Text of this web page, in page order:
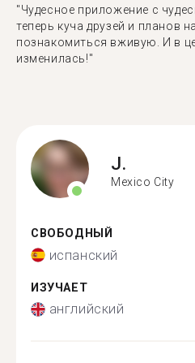
"Чудесное приложение с
теперь куча друзей и планов
познакомиться вживую. И в
изменилась!"
J.
Mexico City
СВОБОДНЫЙ
испанский
ИЗУЧАЕТ
английский